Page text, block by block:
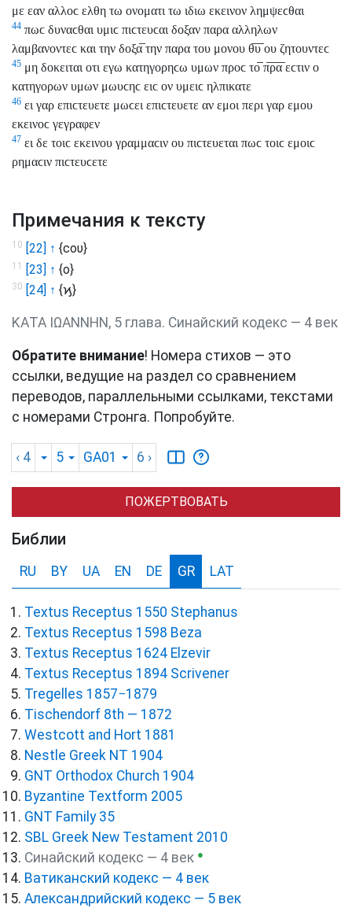
με εαν αλλοϲ ελθη τω ονοματι τω ιδιω εκεινον λημψεϲθαι
44 πωϲ δυναϲθαι υμιϲ πιϲτευϲαι δοξαν παρα αλληλων
λαμβανοντεϲ και την δοξα̅ την παρα του μονου θ̅υ̅ ου ζητουντεϲ
45 μη δοκειται οτι εγω κατηγορηϲω υμων προϲ το̅ π̅ρ̅α̅ εϲτιν ο
κατηγορων υμων μωυϲηϲ ειϲ ον υμειϲ ηλπικατε
46 ει γαρ επιϲτευετε μωϲει επιϲτευετε αν εμοι περι γαρ εμου
εκεινοϲ γεγραφεν
47 ει δε τοιϲ εκεινου γραμμαϲιν ου πιϲτευεται πωϲ τοιϲ εμοιϲ
ρημαϲιν πιϲτευϲετε
Примечания к тексту
10 [22] ↑ {ϲου}
11 [23] ↑ {ο}
30 [24] ↑ {ϗ}
ΚΑΤΑ ΙΩΑΝΝΗΝ, 5 глава. Синайский кодекс — 4 век
Обратите внимание! Номера стихов — это
ссылки, ведущие на раздел со сравнением
переводов, параллельными ссылками, текстами
с номерами Стронга. Попробуйте.
‹ 4 5 GA01 6 ›
ПОЖЕРТВОВАТЬ
Библии
RU BY UA EN DE GR LAT
Textus Receptus 1550 Stephanus
Textus Receptus 1598 Beza
Textus Receptus 1624 Elzevir
Textus Receptus 1894 Scrivener
Tregelles 1857−1879
Tischendorf 8th — 1872
Westcott and Hort 1881
Nestle Greek NT 1904
GNT Orthodox Church 1904
Byzantine Textform 2005
GNT Family 35
SBL Greek New Testament 2010
Синайский кодекс — 4 век ●
Ватиканский кодекс — 4 век
Александрийский кодекс — 5 век